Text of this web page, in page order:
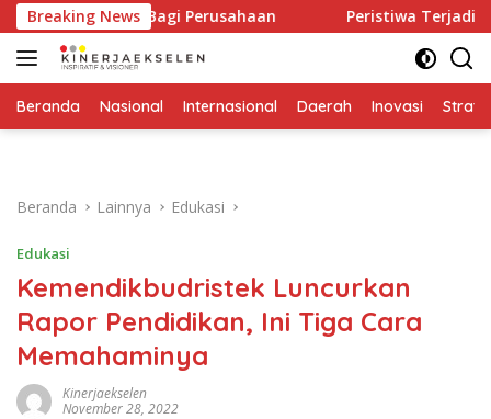
Langsung
ke
konten
Breaking News
Keras Bagi Perusahaan Peristiwa Terjadi Sekali,
Beranda Nasional Internasional Daerah Inovasi
Beranda Lainnya Edukasi
Edukasi
Kemendikbudristek Luncurkan
Rapor Pendidikan, Ini Tiga Cara
Memahaminya
Kinerjaekselen
November 28, 2022